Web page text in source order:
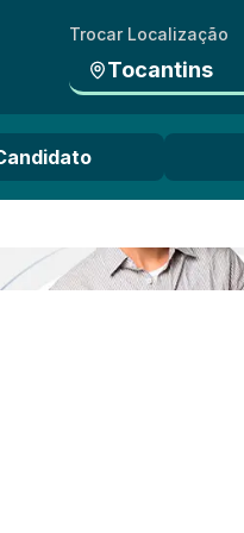
Trocar Localização
Tocantins